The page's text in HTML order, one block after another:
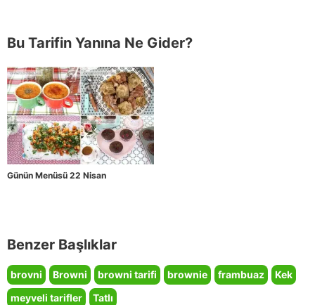
Bu Tarifin Yanına Ne Gider?
Günün Menüsü 22 Nisan
Benzer Başlıklar
brovni Browni browni tarifi brownie frambuaz
Kek
meyveli tarifler
Tatlı